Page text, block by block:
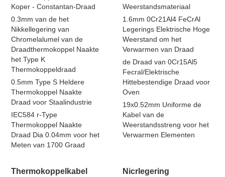
Koper - Constantan-Draad
0.3mm van de het
Nikkellegering van
Chromelalumel van de
Draadthermokoppel Naakte
het Type K
Thermokoppeldraad
0.5mm Type S Heldere
Thermokoppel Naakte
Draad voor Staalindustrie
IEC584 r-Type
Thermokoppel Naakte
Draad Dia 0.04mm voor het
Meten van 1700 Graad
Weerstandsmateriaal
1.6mm 0Cr21Al4 FeCrAl
Legerings Elektrische Hoge
Weerstand om het
Verwarmen van Draad
de Draad van 0Cr15Al5
Fecral/Elektrische
Hittebestendige Draad voor
Oven
19x0.52mm Uniforme de
Kabel van de
Weerstandsstreng voor het
Verwarmen Elementen
Thermokoppelkabel Nicrlegering